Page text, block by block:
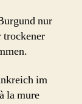
nur
trockener
im
la mure